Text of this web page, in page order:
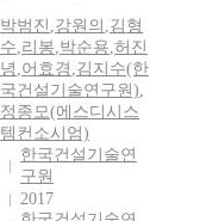
박범진 ,강원의 ,김형
수,리봉,박순용,허진
녕 ,어효경 ,김지수(한
국건설기술연구원),
정종모(에스디시스
템컨소시엄)
한국건설기술연
구원
2017